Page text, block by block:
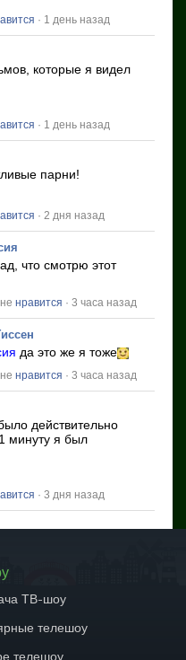
· 1 день назад
которые я видел
· 1 день назад
парни!
· 2 дня назад
что смотрю этот
нравится · 3 часа назад
да это же я тоже
нравится · 3 часа назад
действительно
минуту я был
· 3 дня назад
ТВ-шоу
телешоу
телешоу